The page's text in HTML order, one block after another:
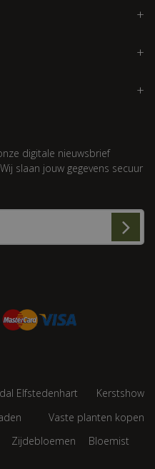
digitale nieuwsbrief
slaan jouw gegevens secuur
Elfstedenhart
Kerstshow
Vaste planten kopen
Zijdebloemen Bloemist